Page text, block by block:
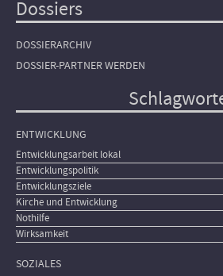
Dossiers
DOSSIERARCHIV
DOSSIER-PARTNER WERDEN
ENTWICKLUNG
Entwicklungsarbeit lokal
Entwicklungspolitik
Entwicklungsziele
Kirche und Entwicklung
Nothilfe
Wirksamkeit
SOZIALES